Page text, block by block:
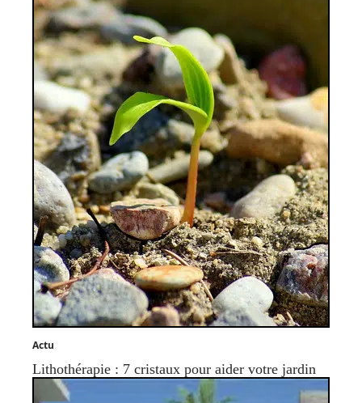
Actu
Lithothérapie : 7 cristaux pour aider votre jardin